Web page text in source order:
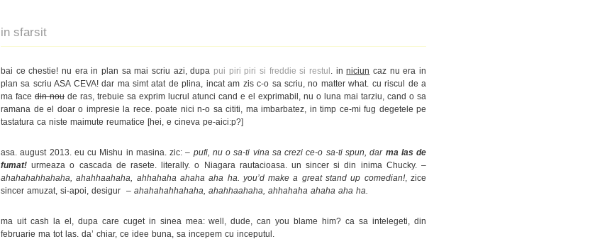
in sfarsit
bai ce chestie! nu era in plan sa mai scriu azi, dupa pui piri piri si freddie si restul . inniciun caz nu era in
plan sa scriu ASA CEVA! dar ma simt atat de plina, incat am zis c-o sa scriu, no matter what. cu riscul de a
ma face din nou de ras, trebuie sa exprim lucrul atunci cand e el exprimabil, nu o luna mai tarziu, cand o sa
ramana de el doar o impresie la rece. poate nici n-o sa cititi, ma imbarbatez, in timp ce-mi fug degetele pe
tastatura ca niste maimute reumatice [hei, e cineva pe-aici:p?]
asa. august 2013. eu cu Mishu in masina. zic:– pufi, nu o sa-ti vina sa crezi ce-o sa-ti spun, dar ma las de
fumat! urmeaza o cascada de rasete. literally. o Niagara rautacioasa. un sincer si din inima Chucky. –
ahahahahhahaha, ahahhaahaha, ahhahaha ahaha aha ha . you’d make a great stand up comedian!, zice
sincer amuzat, si-apoi, desigur – ahahahahhahaha, ahahhaahaha, ahhahaha ahaha aha ha.
ma uit cash la el, dupa care cuget in sinea mea: well, dude, can you blame him? ca sa intelegeti, din
februarie ma tot las. da’ chiar, ce idee buna, sa incepem cu inceputul.